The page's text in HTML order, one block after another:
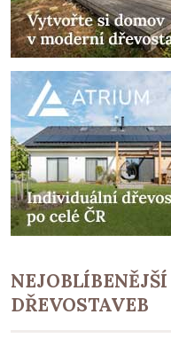
DŘEVOSTAVEB